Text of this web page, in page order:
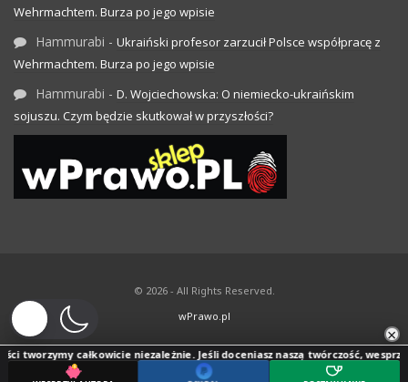
Wehrmachtem. Burza po jego wpisie
Hammurabi - Ukraiński profesor zarzucił Polsce współpracę z
Wehrmachtem. Burza po jego wpisie
Hammurabi - D. Wojciechowska: O niemiecko-ukraińskim
sojuszu. Czym będzie skutkował w przyszłości?
© 2026 - All Rights Reserved.
wPrawo.pl
×
tworzymy całkowicie niezależnie. Jeśli doceniasz naszą twórczość, wesprzyj